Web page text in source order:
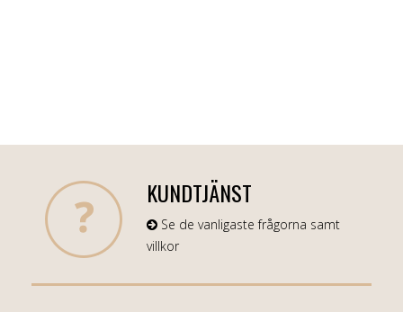
KUNDTJÄNST
Se de vanligaste frågorna samt
villkor